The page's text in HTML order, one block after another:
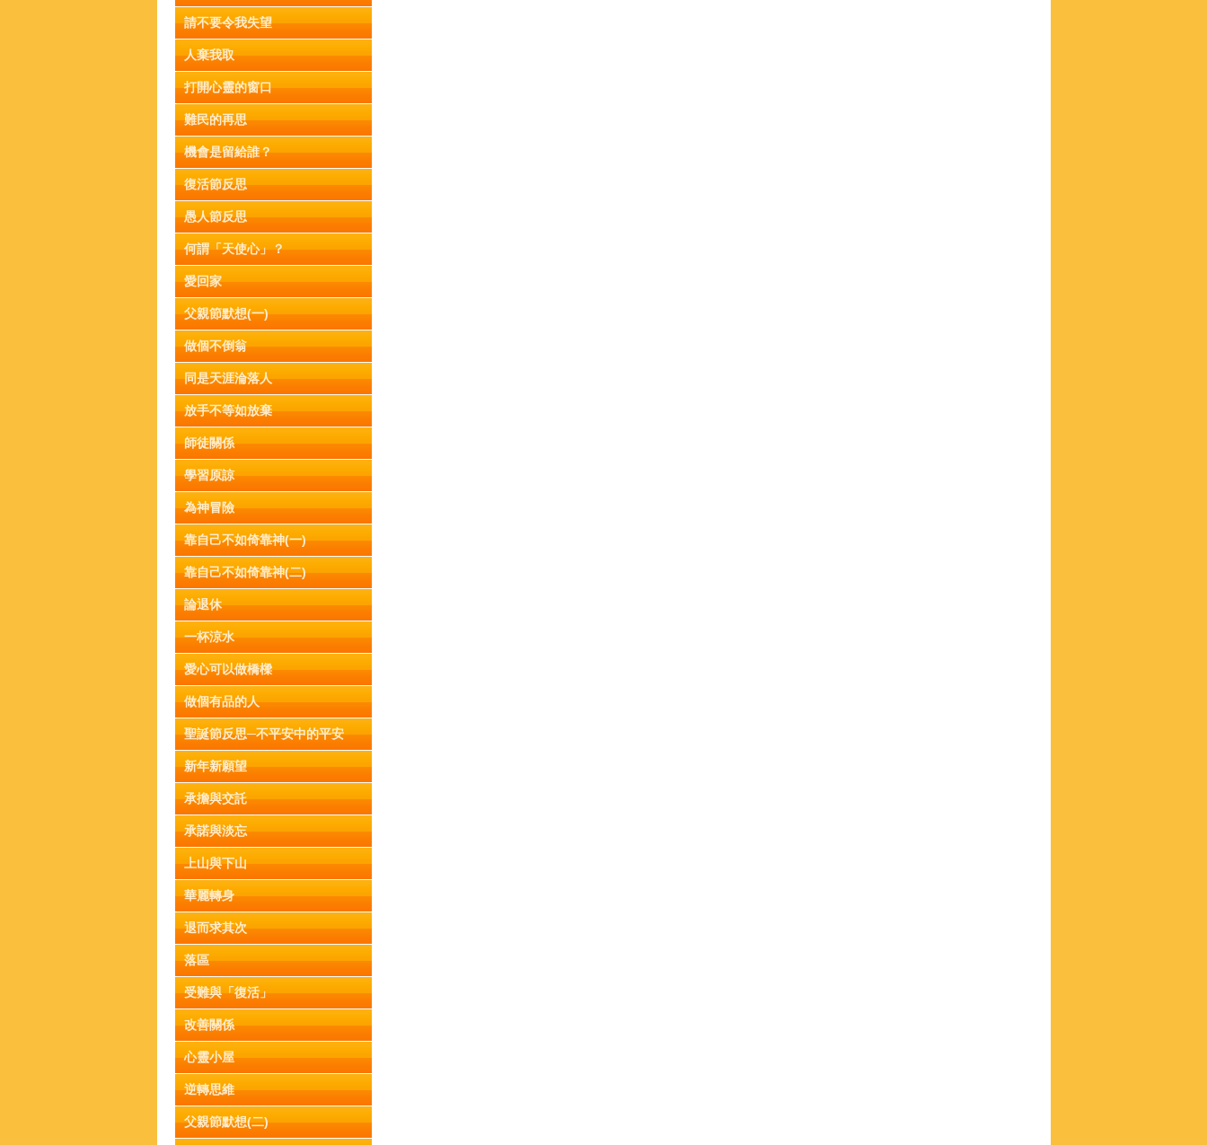
請不要令我失望
人棄我取
打開心靈的窗口
難民的再思
機會是留給誰？
復活節反思
愚人節反思
何謂「天使心」？
愛回家
父親節默想(一)
做個不倒翁
同是天涯淪落人
放手不等如放棄
師徒關係
學習原諒
為神冒險
靠自己不如倚靠神(一)
靠自己不如倚靠神(二)
論退休
一杯涼水
愛心可以做橋樑
做個有品的人
聖誕節反思─不平安中的平安
新年新願望
承擔與交託
承諾與淡忘
上山與下山
華麗轉身
退而求其次
落區
受難與「復活」
改善關係
心靈小屋
逆轉思維
父親節默想(二)